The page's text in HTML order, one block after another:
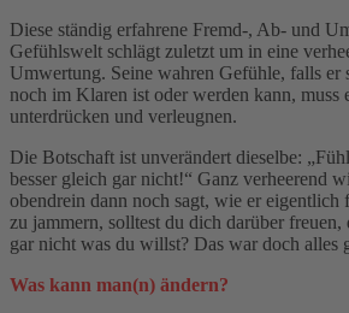
Diese ständig erfahrene Fremd-, Ab- und
Gefühlswelt schlägt zuletzt um in eine
Umwertung. Seine wahren Gefühle, falls er
noch im Klaren ist oder werden kann, muss
unterdrücken und verleugnen.
Die Botschaft ist unverändert dieselbe:
besser gleich gar nicht!“ Ganz verheerend
obendrein dann noch sagt, wie er eigentlich
zu jammern, solltest du dich darüber freuen,
gar nicht was du willst? Das war doch alles
Was kann man(n) ändern?